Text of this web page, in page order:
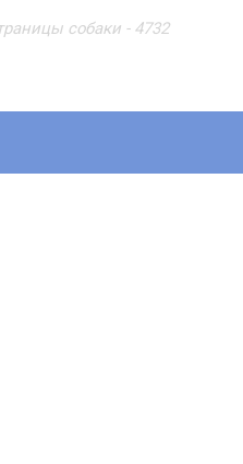
собаки - 4732